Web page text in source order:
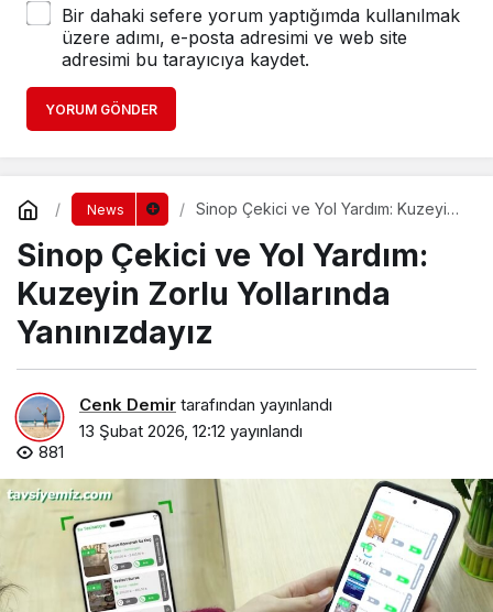
Bir dahaki sefere yorum yaptığımda kullanılmak
üzere adımı, e-posta adresimi ve web site
adresimi bu tarayıcıya kaydet.
YORUM GÖNDER
News
Sinop Çekici ve Yol Yardım: Kuzeyin
Sinop Çekici ve Yol Yardım:
Kuzeyin Zorlu Yollarında
Yanınızdayız
Cenk Demir tarafından yayınlandı
13 Şubat 2026, 12:12 yayınlandı
881